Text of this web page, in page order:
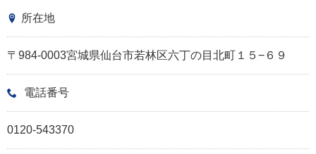
所在地
〒984-0003宮城県仙台市若林区六丁の目北町１５−６９
電話番号
0120-543370